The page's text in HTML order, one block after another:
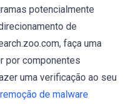
potencialmente
de
faça uma
por componentes
uma verificação ao seu
de malware